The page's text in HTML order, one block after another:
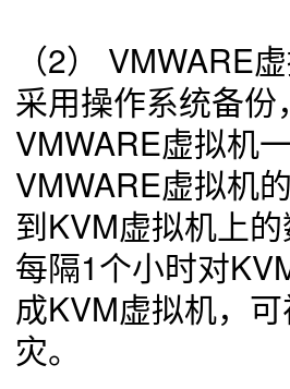
（2）
VMWARE
采用操作系统备
VMWARE虚拟机
VMWARE虚拟机
到KVM虚拟机上
每隔1个小时对
成KVM虚拟机，
灾。